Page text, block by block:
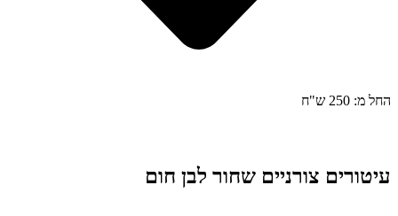
החל מ: 250 ש"ח
עיטורים צורניים שחור לבן חום